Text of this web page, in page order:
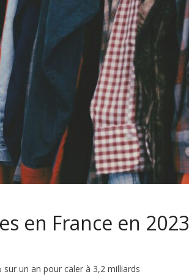
en France en 2023
sur un an pour caler à 3,2 milliards